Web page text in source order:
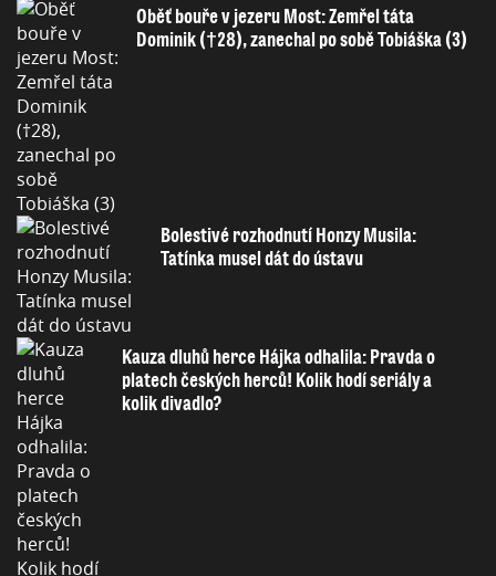
Oběť bouře v jezeru Most: Zemřel táta
Dominik (†28), zanechal po sobě Tobiáška (3)
Bolestivé rozhodnutí Honzy Musila:
Tatínka musel dát do ústavu
Kauza dluhů herce Hájka odhalila: Pravda o
platech českých herců! Kolik hodí seriály a
kolik divadlo?